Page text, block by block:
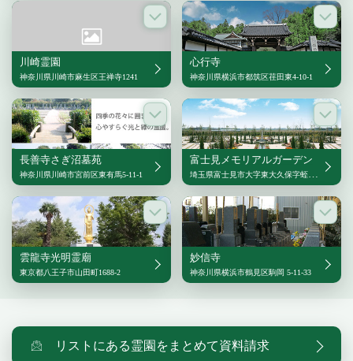
川崎霊園
神奈川県川崎市麻生区王禅寺1241
心行寺
神奈川県横浜市都筑区荏田東4-10-1
長善寺さぎ沼墓苑
神奈川県川崎市宮前区東有馬5-11-1
富士見メモリアルガーデン
埼玉県富士見市大字東大久保字蛭沼3843番4
雲龍寺光明霊廟
東京都八王子市山田町1688-2
妙信寺
神奈川県横浜市鶴見区駒岡 5-11-33
リストにある霊園をまとめて資料請求